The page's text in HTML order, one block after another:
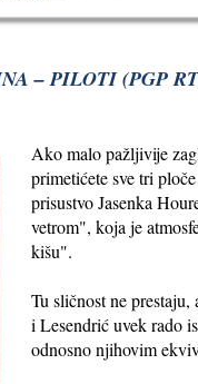
– PILOTI (PGP
Ako malo pažljivije
primetićete sve tri
prisustvo Jasenka
vetrom", koja je
kišu".
Tu sličnost ne
i Lesendrić uvek rado
odnosno njihovim